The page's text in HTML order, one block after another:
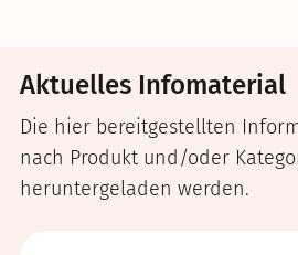
Aktuelles Infomaterial
Die hier bereitgestellten
nach Produkt und/oder
heruntergeladen werden.